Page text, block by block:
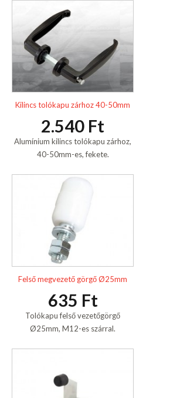
Kilincs tolókapu zárhoz 40-50mm
2.540 Ft
Alumínium kilincs tolókapu zárhoz,
40-50mm-es, fekete.
Felső megvezető görgő Ø25mm
635 Ft
Tolókapu felső vezetőgörgő
Ø25mm, M12-es szárral.